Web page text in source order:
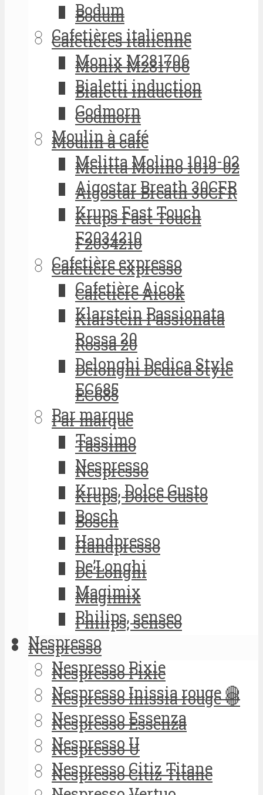
Bodum
Cafetières italienne
Monix M281706
Bialetti induction
Godmorn
Moulin à café
Melitta Molino 1019-02
Aigostar Breath 30CFR
Krups Fast Touch
F2034210
Cafetière expresso
Cafetière Aicok
Klarstein Passionata
Rossa 20
Delonghi Dedica Style
EC685
Par marque
Tassimo
Nespresso
Krups, Dolce Gusto
Bosch
Handpresso
De’Longhi
Magimix
Philips, senseo
Nespresso
Nespresso Pixie
Nespresso Inissia rouge 🔴
Nespresso Essenza
Nespresso U
Nespresso Citiz Titane
Bodum
Cafetières italienne
Monix M281706
Bialetti induction
Godmorn
Moulin à café
Melitta Molino 1019-02
Aigostar Breath 30CFR
Krups Fast Touch
F2034210
Cafetière expresso
Cafetière Aicok
Klarstein Passionata
Rossa 20
Delonghi Dedica Style
EC685
Par marque
Tassimo
Nespresso
Krups, Dolce Gusto
Bosch
Handpresso
De’Longhi
Magimix
Philips, senseo
Nespresso
Nespresso Pixie
Nespresso Inissia rouge 🔴
Nespresso Essenza
Nespresso U
Nespresso Citiz Titane